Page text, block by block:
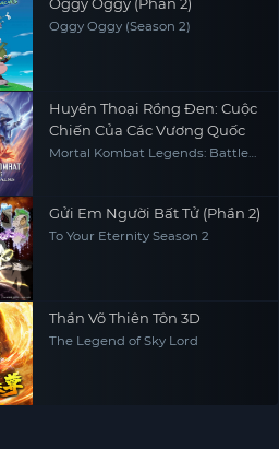
Oggy Oggy (Phần 2)
Oggy Oggy (Season 2)
Huyền Thoại Rồng Đen: Cuộc
Chiến Của Các Vương Quốc
Mortal Kombat Legends: Battle
Gửi Em Người Bất Tử (Phần 2)
To Your Eternity Season 2
Thần Võ Thiên Tôn 3D
The Legend of Sky Lord